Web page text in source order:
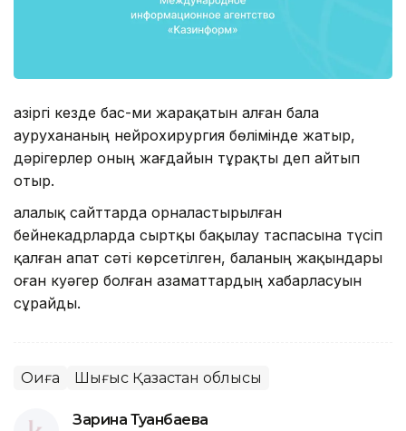
Қазіргі кезде бас-ми жарақатын алған бала
аурухананың нейрохирургия бөлімінде жатыр,
дәрігерлер оның жағдайын тұрақты деп айтып
отыр.
Қалалық сайттарда орналастырылған
бейнекадрларда сыртқы бақылау таспасына түсіп
қалған апат сәті көрсетілген, баланың жақындары
оған куәгер болған азаматтардың хабарласуын
сұрайды.
Оқиға Шығыс Қазақстан облысы
Зарина Туғанбаева